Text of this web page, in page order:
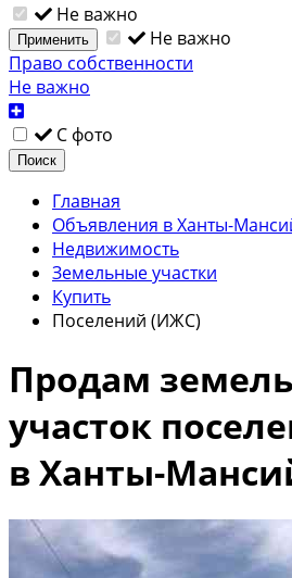
Не важно
Применить
Не важно
Право собственности
Не важно
С фото
Поиск
Главная
Объявления в Ханты-
Недвижимость
Земельные участки
Купить
Поселений (ИЖС)
Продам
участок
в Ханты-